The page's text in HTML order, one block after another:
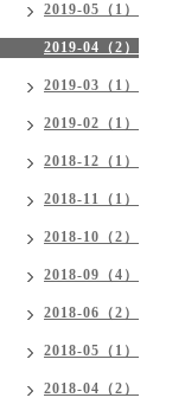
2019-05（1）
2019-04（2）
2019-03（1）
2019-02（1）
2018-12（1）
2018-11（1）
2018-10（2）
2018-09（4）
2018-06（2）
2018-05（1）
2018-04（2）